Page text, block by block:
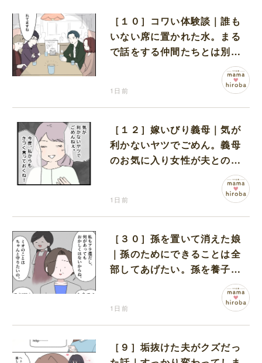
［１０］コワい体験談｜誰も
いない席に置かれた水。まる
で話をする仲間たちとは別に
1日前
［１２］嫁いびり義母｜気が
利かないヤツでごめん。義母
のお気に入り女性が夫との親
1日前
［３０］孫を置いて消えた娘
｜孫のためにできることは全
部してあげたい。孫を養子に
1日前
［９］垢抜けた夫がクズだっ